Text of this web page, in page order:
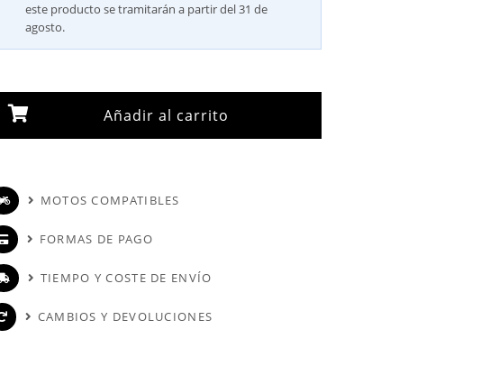
este producto se tramitarán a partir del 31 de
agosto.
Añadir al carrito
MOTOS COMPATIBLES
FORMAS DE PAGO
TIEMPO Y COSTE DE ENVÍO
CAMBIOS Y DEVOLUCIONES